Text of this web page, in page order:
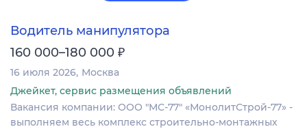
Водитель манипулятора
160 000–180 000 ₽
16 июля 2026 Москва
Джейкет, сервис размещения объявлений
Вакансия компании: ООО "МС-77" «МонолитСтрой-77» -
выполняем весь комплекс строительно-монтажных